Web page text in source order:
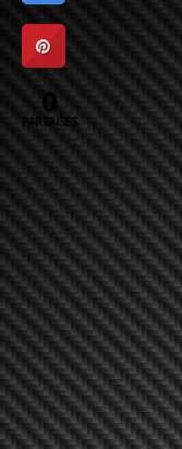
0
PARTAGES